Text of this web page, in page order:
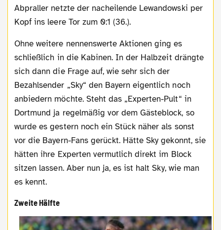
Abpraller netzte der nacheilende Lewandowski per
Kopf ins leere Tor zum 0:1 (36.).
Ohne weitere nennenswerte Aktionen ging es
schließlich in die Kabinen. In der Halbzeit drängte
sich dann die Frage auf, wie sehr sich der
Bezahlsender „Sky“ den Bayern eigentlich noch
anbiedern möchte. Steht das „Experten-Pult“ in
Dortmund ja regelmäßig vor dem Gästeblock, so
wurde es gestern noch ein Stück näher als sonst
vor die Bayern-Fans gerückt. Hätte Sky gekonnt, sie
hätten ihre Experten vermutlich direkt im Block
sitzen lassen. Aber nun ja, es ist halt Sky, wie man
es kennt.
Zweite Hälfte